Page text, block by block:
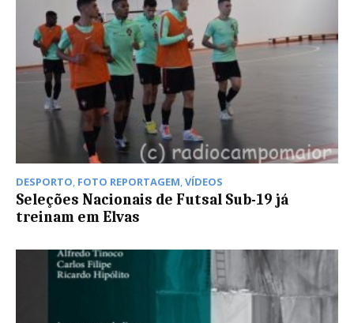
DESPORTO FOTO REPORTAGEM VÍDEOS
Seleções Nacionais de Futsal Sub-19 já
treinam em Elvas